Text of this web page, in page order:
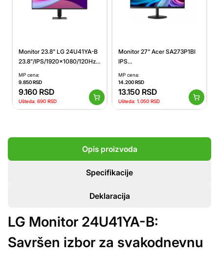
Monitor 23.8" LG 24U41YA-B
23.8"/IPS/1920x1080/120Hz/5ms
GtG/VGA, HDMI/Adaptive
sync/VESA/crna 24U41YA-
B.AEUQ
MP cena:
9.850RSD
9.160 RSD
Ušteda: 690 RSD
Monitor 27" Acer SA273P1BI
IPS
1920x1080/144Hz/1ms/HDMI/VGA/
MP cena:
14.200RSD
13.150 RSD
Ušteda: 1.050 RSD
Opis proizvoda
Specifikacije
Deklaracija
LG Monitor 24U41YA-B:
Savršen izbor za svakodnevnu